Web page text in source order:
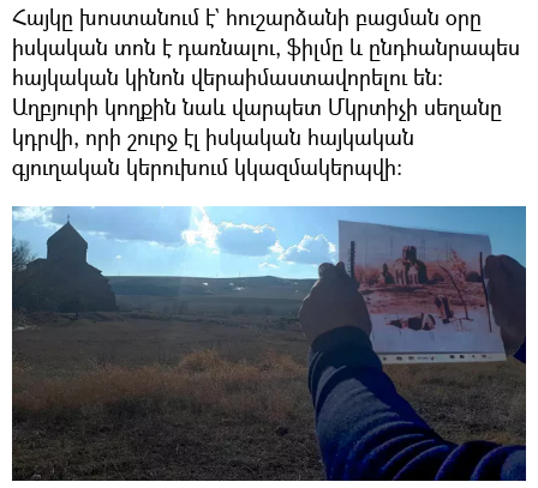
Հայկը խոստանում է` հուշարձանի բացման օրը
իսկական տոն է դառնալու, ֆիլմը և ընդհանրապես
հայկական կինոն վերաիմաստավորելու են։
Աղբյուրի կողքին նաև վարպետ Մկրտիչի սեղանը
կդրվի, որի շուրջ էլ իսկական հայկական
գյուղական կերուխում կկազմակերպվի։